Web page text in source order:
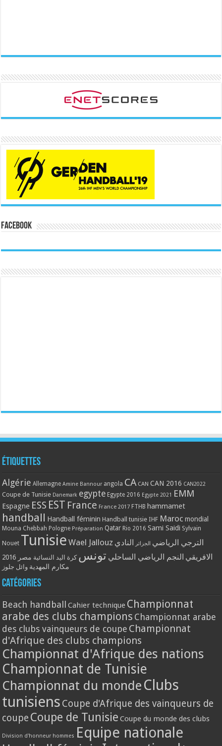
Facebook
Étiquettes
Algérie Allemagne Amine Bannour angola CA CAN CAN 2016 CAN2022
Coupe de Tunisie Danemark egypte Egypte 2016 Egypte 2021 EMM
Espagne ESS EST France France 2017 FTHB hammamet
handball Handball féminin Handball tunisie IHF Maroc mondial
Mouna Chebbah Pologne Préparation Qatar Rio 2016 Sami Saidi Sylvain
Nouet Tunisie Wael Jallouz الترجي الرياضي الجزائر النادي
الافريقي النجم الرياضي الساحلي تونس كرة اليد النسائية مصر 2016
مكارم المهدية وائل جلوز
Catégories
Beach handball Cahier technique Championnat
arabe des clubs champions Championnat arabe
des clubs vainqueurs de coupe Championnat
d'Afrique des clubs champions
Championnat d'Afrique des nations
Championnat de Tunisie
Championnat du monde Clubs
tunisiens Coupe d'Afrique des vainqueurs de
coupe Coupe de Tunisie Coupe du monde des clubs
Division d'honneur hommes Equipe nationale